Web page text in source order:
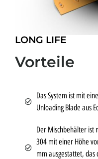
LONG LIFE
Vorteile
Das System ist mit
Unloading Blade aus
Der Mischbehälter ist
304 mit einer Höhe
mm ausgestattet, das